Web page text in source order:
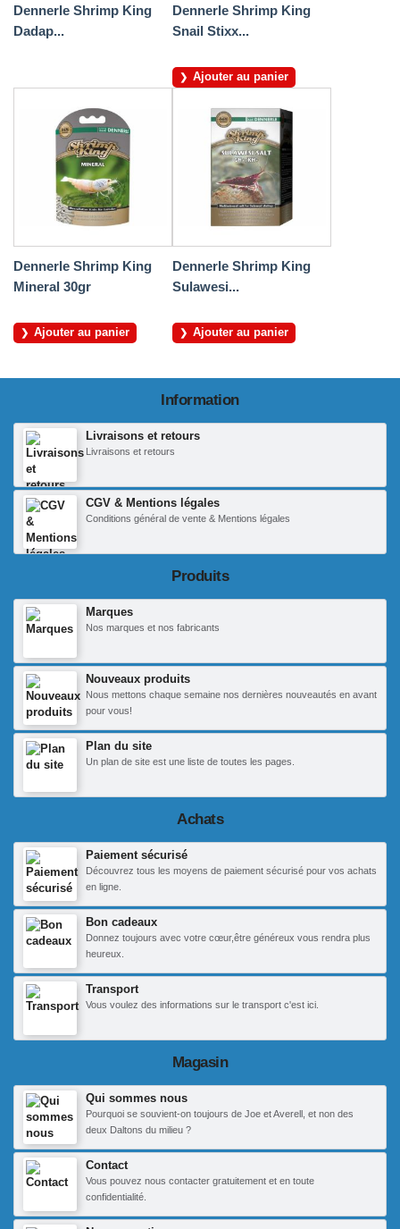
Dennerle Shrimp King
Dadap...
Dennerle Shrimp King
Snail Stixx...
Ajouter au panier
Dennerle Shrimp King
Mineral 30gr
Ajouter au panier
Dennerle Shrimp King
Sulawesi...
Ajouter au panier
Information
Livraisons et retours
Livraisons et retours
CGV & Mentions légales
Conditions général de vente & Mentions légales
Produits
Marques
Nos marques et nos fabricants
Nouveaux produits
Nous mettons chaque semaine nos dernières nouveautés en avant
pour vous!
Plan du site
Un plan de site est une liste de toutes les pages.
Achats
Paiement sécurisé
Découvrez tous les moyens de paiement sécurisé pour vos achats
en ligne.
Bon cadeaux
Donnez toujours avec votre cœur,être généreux vous rendra plus
heureux.
Transport
Vous voulez des informations sur le transport c'est ici.
Magasin
Qui sommes nous
Pourquoi se souvient-on toujours de Joe et Averell, et non des
deux Daltons du milieu ?
Contact
Vous pouvez nous contacter gratuitement et en toute
confidentialité.